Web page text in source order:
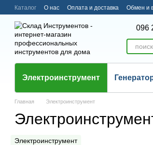
Перейти к основному контенту
Каталог О нас Оплата и доставка Обмен и
096
Электроинструмент
Главная Электроинструмент
Электроинструмент